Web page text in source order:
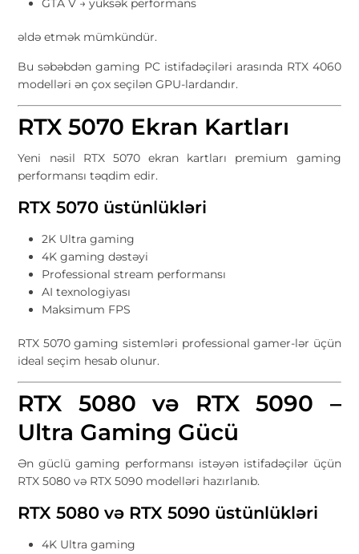
GTA V → yüksək performans
əldə etmək mümkündür.
Bu səbəbdən gaming PC istifadəçiləri arasında RTX 4060
modelləri ən çox seçilən GPU-lardandır.
RTX 5070 Ekran Kartları
Yeni nəsil RTX 5070 ekran kartları premium gaming
performansı təqdim edir.
RTX 5070 üstünlükləri
2K Ultra gaming
4K gaming dəstəyi
Professional stream performansı
AI texnologiyası
Maksimum FPS
RTX 5070 gaming sistemləri professional gamer-lər üçün
ideal seçim hesab olunur.
RTX 5080 və RTX 5090 –
Ultra Gaming Gücü
Ən güclü gaming performansı istəyən istifadəçilər üçün
RTX 5080 və RTX 5090 modelləri hazırlanıb.
RTX 5080 və RTX 5090 üstünlükləri
4K Ultra gaming